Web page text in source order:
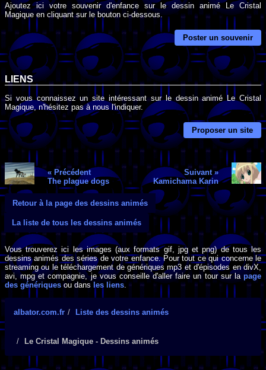
Ajoutez ici votre souvenir d'enfance sur le dessin animé Le Cristal
Magique en cliquant sur le bouton ci-dessous.
Poster un souvenir
LIENS
Si vous connaissez un site intéressant sur le dessin animé Le Cristal
Magique, n'hésitez pas à nous l'indiquer.
Proposer un site
« Précédent
The plague dogs
Suivant »
Kamichama Karin
Retour à la page des dessins animés
La liste de tous les dessins animés
Vous trouverez ici les images (aux formats gif, jpg et png) de tous les
dessins animés des séries de votre enfance. Pour tout ce qui concerne le
streaming ou le téléchargement de génériques mp3 et d'épisodes en divX,
avi, mpg et compagnie, je vous conseille d'aller faire un tour sur lapage
des génériques ou dans les liens.
albator.com.fr Liste des dessins animés
Le Cristal Magique - Dessins animés